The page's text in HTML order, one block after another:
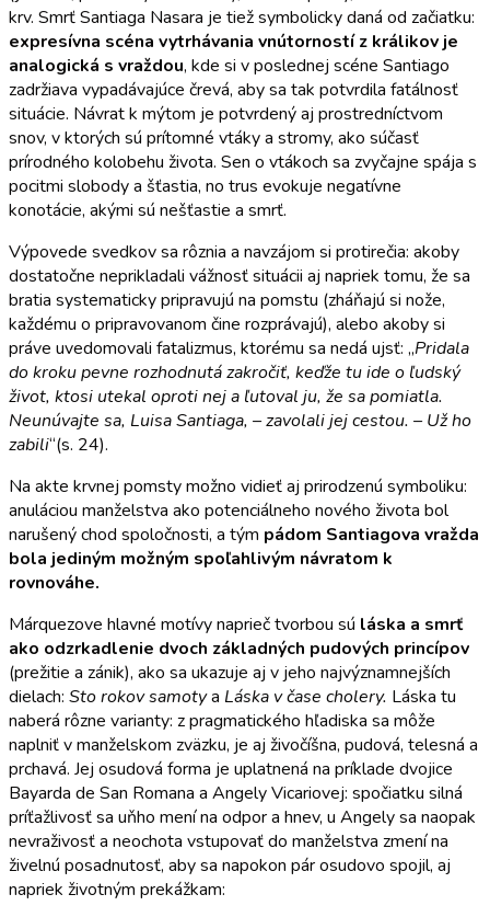
krv. Smrť Santiaga Nasara je tiež symbolicky daná od začiatku:
expresívna scéna vytrhávania vnútorností z králikov je
analogická s vraždou, kde si v poslednej scéne Santiago
zadržiava vypadávajúce črevá, aby sa tak potvrdila fatálnosť
situácie. Návrat k mýtom je potvrdený aj prostredníctvom
snov, v ktorých sú prítomné vtáky a stromy, ako súčasť
prírodného kolobehu života. Sen o vtákoch sa zvyčajne spája s
pocitmi slobody a šťastia, no trus evokuje negatívne
konotácie, akými sú nešťastie a smrť.
Výpovede svedkov sa rôznia a navzájom si protirečia: akoby
dostatočne neprikladali vážnosť situácii aj napriek tomu, že sa
bratia systematicky pripravujú na pomstu (zháňajú si nože,
každému o pripravovanom čine rozprávajú), alebo akoby si
práve uvedomovali fatalizmus, ktorému sa nedá ujsť: „Pridala
do kroku pevne rozhodnutá zakročiť, keďže tu ide o ľudský
život, ktosi utekal oproti nej a ľutoval ju, že sa pomiatla.
Neunúvajte sa, Luisa Santiaga, – zavolali jej cestou. – Už ho
zabili“(s. 24).
Na akte krvnej pomsty možno vidieť aj prirodzenú symboliku:
anuláciou manželstva ako potenciálneho nového života bol
narušený chod spoločnosti, a tým pádom Santiagova vražda
bola jediným možným spoľahlivým návratom k
rovnováhe.
Márquezove hlavné motívy naprieč tvorbou sú láska a smrť
ako odzrkadlenie dvoch základných pudových princípov
(prežitie a zánik), ako sa ukazuje aj v jeho najvýznamnejších
dielach: Sto rokov samotya Láska v čase cholery. Láska tu
naberá rôzne varianty: z pragmatického hľadiska sa môže
naplniť v manželskom zväzku, je aj živočíšna, pudová, telesná a
prchavá. Jej osudová forma je uplatnená na príklade dvojice
Bayarda de San Romana a Angely Vicariovej: spočiatku silná
príťažlivosť sa uňho mení na odpor a hnev, u Angely sa naopak
nevraživosť a neochota vstupovať do manželstva zmení na
živelnú posadnutosť, aby sa napokon pár osudovo spojil, aj
napriek životným prekážkam: